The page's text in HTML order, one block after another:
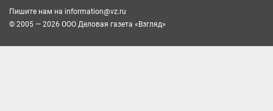
Пишите нам на information@vz.ru
© 2005 — 2026 ООО Деловая газета «Взгляд»